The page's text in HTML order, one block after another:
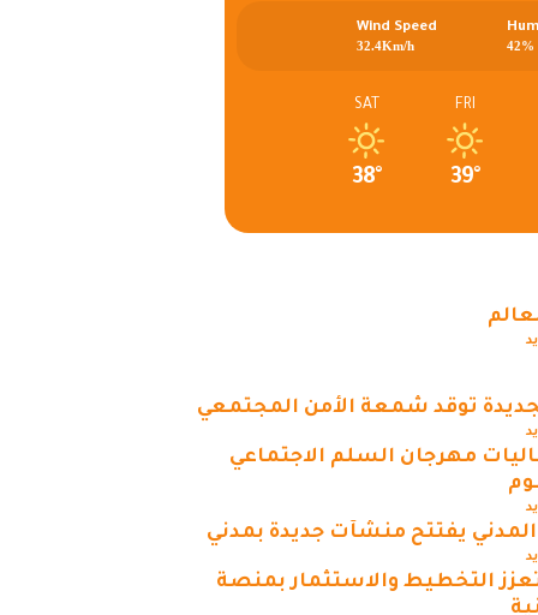
42%
Wind Speed
32.4Km/h
FRI
39°
SAT
38°
توقد شمعة الأمن المجتمعي
مهرجان السلم الاجتماعي
المدني يفتتح منشآت جديدة بمدني
التخطيط والاستثمار بمنصة